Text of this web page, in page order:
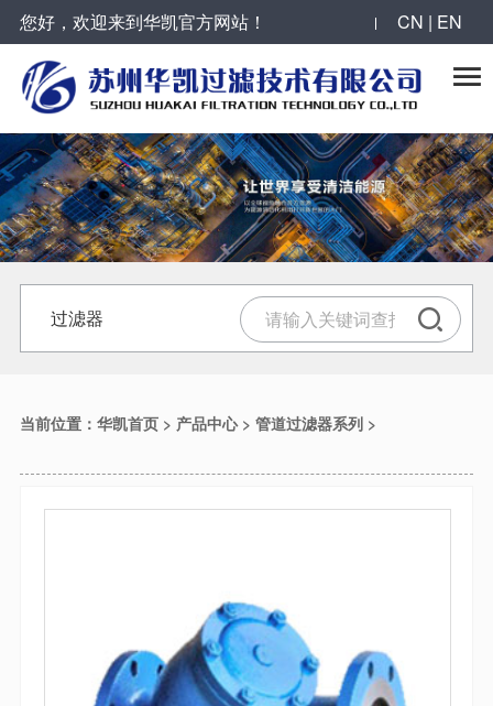
您好，欢迎来到华凯官方网站！ CN | EN

过滤器
当前位置： 华凯首页> 产品中心> 管道过滤器系列>